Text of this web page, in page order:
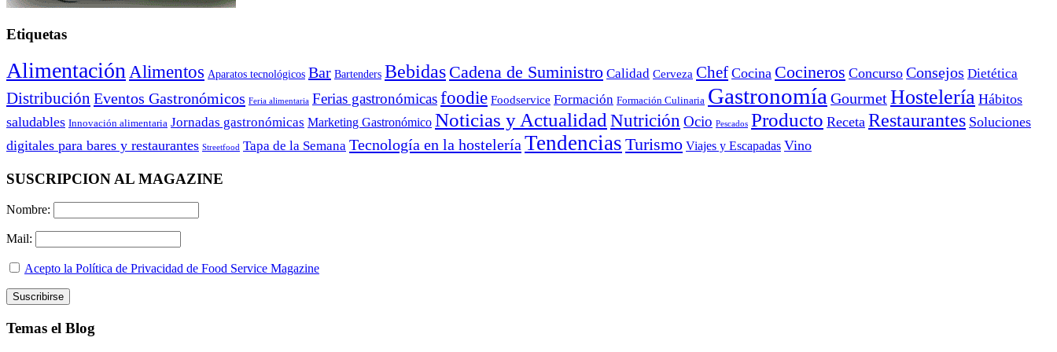
Etiquetas
Alimentación Alimentos Aparatos tecnológicos Bar Bartenders Bebidas Cadena de Suministro Calidad Cerveza Chef Cocina Cocineros Concurso Consejos Dietética
Distribución Eventos Gastronómicos Feria alimentaria Ferias gastronómicasfoodie Foodservice Formación Formación Culinaria Gastronomía GourmetHostelería Hábitos
saludables Innovación alimentaria Jornadas gastronómicas Marketing Gastronómico Noticias y Actualidad Nutrición Ocio Pescados Producto Receta Restaurantes Soluciones
digitales para bares y restaurantes Streetfood Tapa de la Semana Tecnología en la hostelería Tendencias Turismo Viajes y Escapadas Vino
SUSCRIPCION AL MAGAZINE
Nombre:
Mail:
Acepto la Política de Privacidad de Food Service Magazine
Temas el Blog